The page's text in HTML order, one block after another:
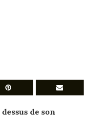
dessus de son